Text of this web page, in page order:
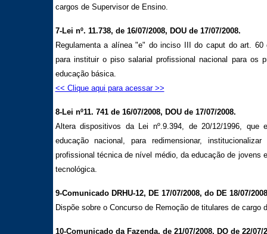
cargos de Supervisor de Ensino.
7-Lei nº. 11.738, de 16/07/2008, DOU de 17/07/2008.
Regulamenta a alínea "e" do inciso III do caput do art.
para instituir o piso salarial profissional nacional para os
educação básica.
<< Clique aqui para acessar >>
8-Lei nº11. 741 de 16/07/2008, DOU de 17/07/2008.
Altera dispositivos da Lei nº.9.394, de 20/12/1996, que
educação nacional, para redimensionar,
profissional técnica de nível médio, da educação de jovens
tecnológica.
9-Comunicado DRHU-12, DE 17/07/2008, do DE 18/07/
Dispõe sobre o Concurso de Remoção de titulares de cargo
10-Comunicado da Fazenda, de 21/07/2008, DO de 22/07/